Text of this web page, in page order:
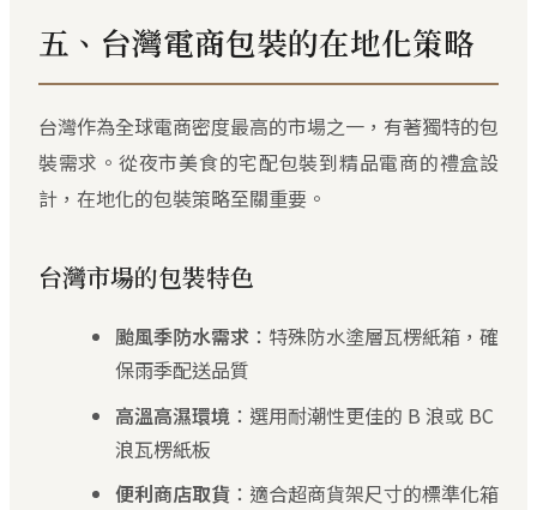
五、台灣電商包裝的在地化策略
台灣作為全球電商密度最高的市場之一，有著獨特的包
裝需求。從夜市美食的宅配包裝到精品電商的禮盒設
計，在地化的包裝策略至關重要。
台灣市場的包裝特色
颱風季防水需求 ：特殊防水塗層瓦楞紙箱，確
保雨季配送品質
高溫高濕環境 ：選用耐潮性更佳的 B 浪或 BC
浪瓦楞紙板
便利商店取貨 ：適合超商貨架尺寸的標準化箱